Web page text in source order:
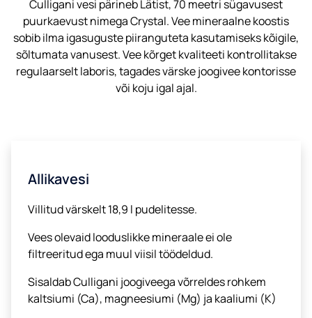
Culligani vesi pärineb Lätist, 70 meetri sügavusest
puurkaevust nimega Crystal. Vee mineraalne koostis
sobib ilma igasuguste piiranguteta kasutamiseks kõigile,
sõltumata vanusest. Vee kõrget kvaliteeti kontrollitakse
regulaarselt laboris, tagades värske joogivee kontorisse
või koju igal ajal.
Allikavesi
Villitud värskelt 18,9 l pudelitesse.
Vees olevaid looduslikke mineraale ei ole
filtreeritud ega muul viisil töödeldud.
Sisaldab Culligani joogiveega võrreldes rohkem
kaltsiumi (Ca), magneesiumi (Mg) ja kaaliumi (K)